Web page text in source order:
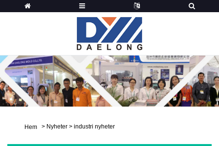
Hem > Nyheter > industri nyheter